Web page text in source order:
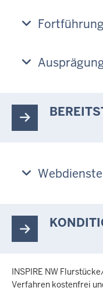
Fortführung
Webdienste
INSPIRE NW
Verfahren kostenfrei